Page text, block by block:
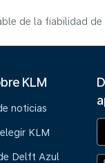
de la fiabilidad
KLM
noticias
KLM
Delft Azul